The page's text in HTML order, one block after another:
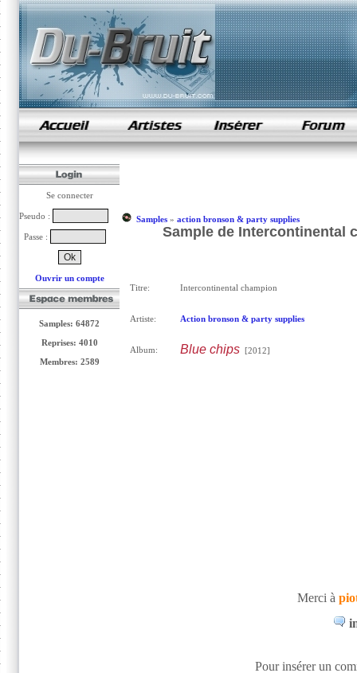
samples de rap
Se connecter
Pseudo :
Passe :
Ouvrir un compte
Samples: 64872
Reprises: 4010
Membres: 2589
Samples» action bronson & party supplies
Sample de Intercontinental
Titre: Intercontinental champion
Artiste: Action bronson & party supplies
Album: Blue chips[2012]
Merci à
Pour insérer un